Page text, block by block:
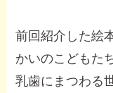
前回紹介した絵
かいのこどもた
乳歯にまつわる